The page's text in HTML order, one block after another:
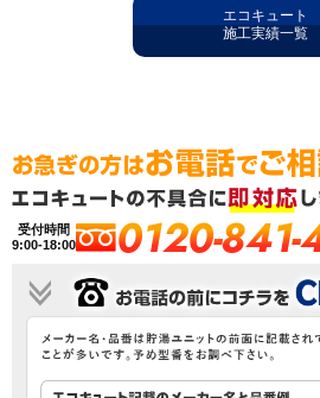
エコキュート
施工実績一覧
受付時間
9:00-18:00
0120-841-